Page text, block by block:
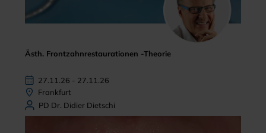
Ästh. Frontzahnrestaurationen -Theorie
27.11.26 - 27.11.26
Frankfurt
PD Dr. Didier Dietschi